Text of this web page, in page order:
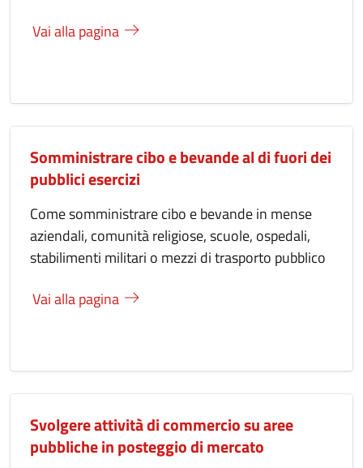
Vai alla pagina
Somministrare cibo e bevande al di fuori dei
pubblici esercizi
Come somministrare cibo e bevande in mense
aziendali, comunità religiose, scuole, ospedali,
stabilimenti militari o mezzi di trasporto pubblico
Vai alla pagina
Svolgere attività di commercio su aree
pubbliche in posteggio di mercato